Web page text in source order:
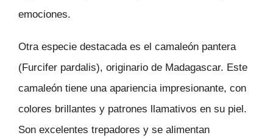
emociones.
Otra especie destacada es el camaleón pantera
(Furcifer pardalis), originario de Madagascar. Este
camaleón tiene una apariencia impresionante, con
colores brillantes y patrones llamativos en su piel.
Son excelentes trepadores y se alimentan